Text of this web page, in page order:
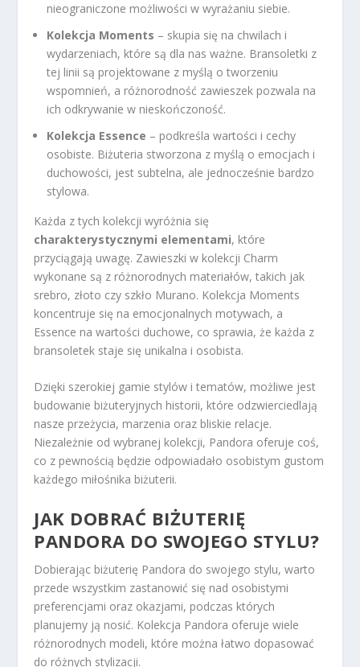
nieograniczone możliwości w wyrażaniu siebie.
Kolekcja Moments – skupia się na chwilach i
wydarzeniach, które są dla nas ważne. Bransoletki z
tej linii są projektowane z myślą o tworzeniu
wspomnień, a różnorodność zawieszek pozwala na
ich odkrywanie w nieskończoność.
Kolekcja Essence – podkreśla wartości i cechy
osobiste. Biżuteria stworzona z myślą o emocjach i
duchowości, jest subtelna, ale jednocześnie bardzo
stylowa.
Każda z tych kolekcji wyróżnia się
charakterystycznymi elementami, które
przyciągają uwagę. Zawieszki w kolekcji Charm
wykonane są z różnorodnych materiałów, takich jak
srebro, złoto czy szkło Murano. Kolekcja Moments
koncentruje się na emocjonalnych motywach, a
Essence na wartości duchowe, co sprawia, że każda z
bransoletek staje się unikalna i osobista.
Dzięki szerokiej gamie stylów i tematów, możliwe jest
budowanie biżuteryjnych historii, które odzwierciedlają
nasze przeżycia, marzenia oraz bliskie relacje.
Niezależnie od wybranej kolekcji, Pandora oferuje coś,
co z pewnością będzie odpowiadało osobistym gustom
każdego miłośnika biżuterii.
JAK DOBRAĆ BIŻUTERIĘ
PANDORA DO SWOJEGO STYLU?
Dobierając biżuterię Pandora do swojego stylu, warto
przede wszystkim zastanowić się nad osobistymi
preferencjami oraz okazjami, podczas których
planujemy ją nosić. Kolekcja Pandora oferuje wiele
różnorodnych modeli, które można łatwo dopasować
do różnych stylizacji.